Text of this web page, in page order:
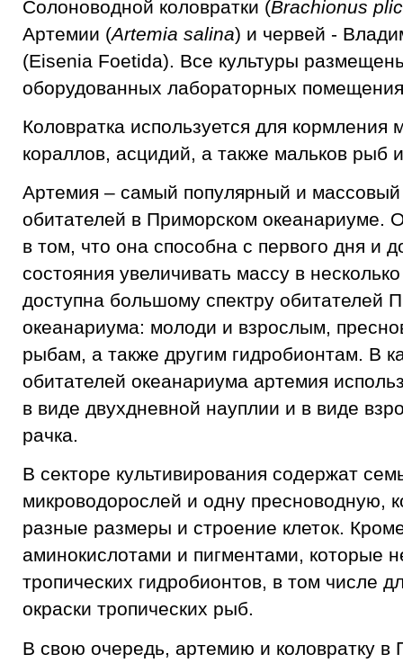
Солоноводной коловратки (Brachionus
Артемии (Artemia salina) и червей -
(Eisenia Foetida). Все культуры
оборудованных лабораторных
Коловратка используется для кормления
кораллов, асцидий, а также мальков рыб
Артемия – самый популярный и
обитателей в Приморском океанариуме.
в том, что она способна с первого дня и
состояния увеличивать массу в
доступна большому спектру обитателей
океанариума: молоди и взрослым,
рыбам, а также другим гидробионтам. В
обитателей океанариума артемия
в виде двухдневной науплии и в виде
рачка.
В секторе культивирования содержат
микроводорослей и одну пресноводную,
разные размеры и строение клеток.
аминокислотами и пигментами, которые
тропических гидробионтов, в том числе
окраски тропических рыб.
В свою очередь, артемию и коловратку в